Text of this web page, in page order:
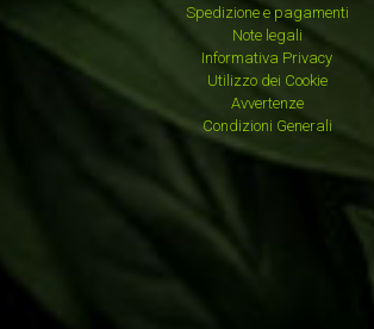
Spedizione e pagamenti
Note legali
Informativa Privacy
Utilizzo dei Cookie
Avvertenze
Condizioni Generali